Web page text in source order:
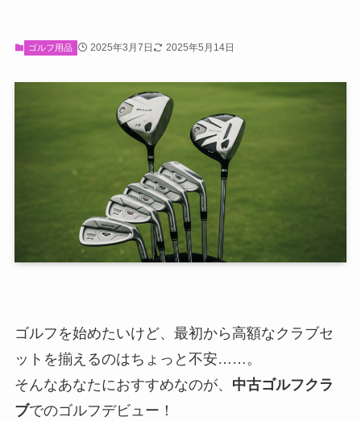
ゴルフ用品 2025年3月7日 2025年5月14日
ゴルフを始めたいけど、最初から高額なクラブセ
ットを揃えるのはちょっと不安……。
そんなあなたにおすすめなのが、 中古ゴルフクラ
ブでのゴルフデビュー！